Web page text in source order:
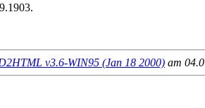
v3.6-WIN95 (Jan 18 2000) am